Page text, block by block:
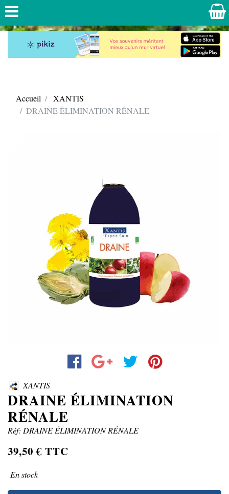
Accueil
XANTIS
DRAINE ÉLIMINATION RÉNALE
XANTIS
DRAINE ÉLIMINATION
RÉNALE
Réf: DRAINE ÉLIMINATION RÉNALE
39,50 € TTC
En stock